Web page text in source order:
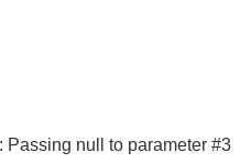
Passing null to parameter #3